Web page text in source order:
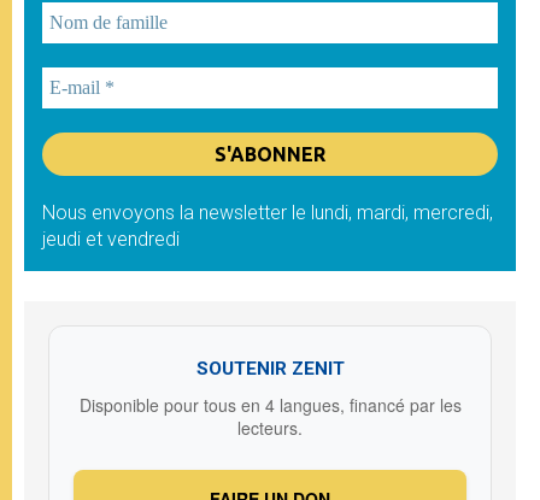
Nous envoyons la newsletter le lundi, mardi, mercredi,
jeudi et vendredi
SOUTENIR ZENIT
Disponible pour tous en 4 langues, financé par les
lecteurs.